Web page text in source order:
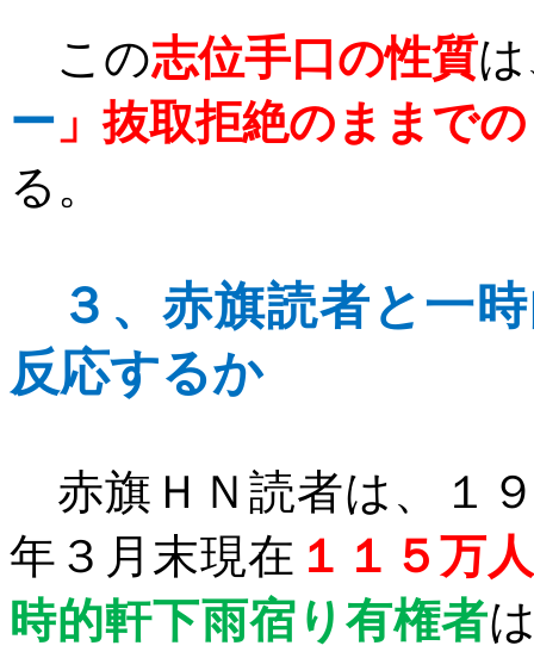
この志位手口の性質
ー 」抜取拒絶のままで
る。
３、赤旗読者と一
反応するか
赤旗ＨＮ読者は、１
年３月末現在 １１５万
時的軒下雨宿り有権者